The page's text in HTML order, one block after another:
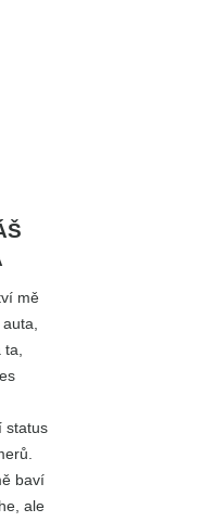
mě
ta,
status
baví
ale